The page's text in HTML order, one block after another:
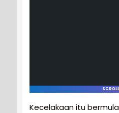
Kecelakaan itu